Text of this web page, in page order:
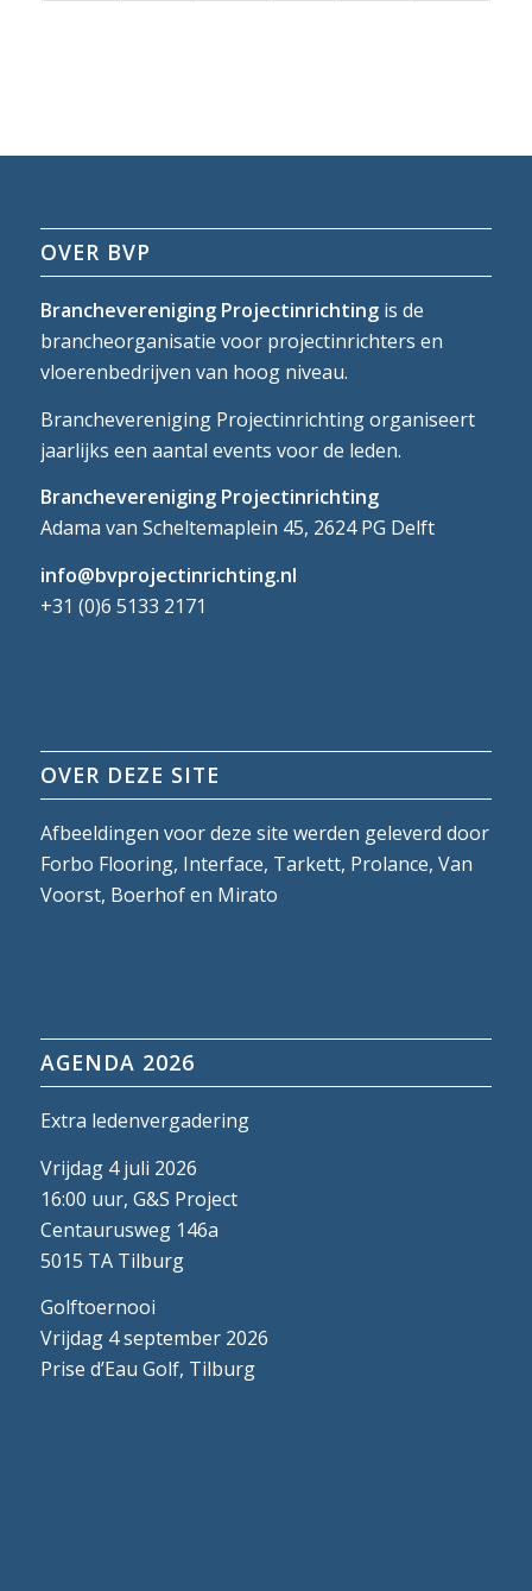
OVER BVP
Branchevereniging Projectinrichtingis de
brancheorganisatie voor projectinrichters en
vloerenbedrijven van hoog niveau.
Branchevereniging Projectinrichting organiseert
jaarlijks een aantal events voor de leden.
Branchevereniging Projectinrichting
Adama van Scheltemaplein 45, 2624 PG Delft
info@bvprojectinrichting.nl
+31 (0)6 5133 2171
OVER DEZE SITE
Afbeeldingen voor deze site werden geleverd door
Forbo Flooring, Interface, Tarkett, Prolance, Van
Voorst, Boerhof en Mirato
AGENDA 2026
Extra ledenvergadering
Vrijdag 4 juli 2026
16:00 uur, G&S Project
Centaurusweg 146a
5015 TA Tilburg
Golftoernooi
Vrijdag 4 september 2026
Prise d’Eau Golf, Tilburg